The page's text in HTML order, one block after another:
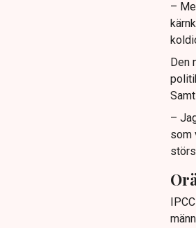
–
Den
–
som